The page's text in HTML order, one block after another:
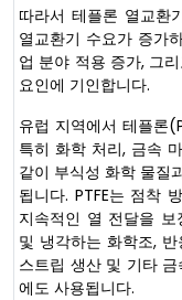
따라서 테플론 열교환
열교환기 수요가 증가
업 분야 적용 증가, 그
요인에 기인합니다.
유럽 지역에서 테플론
특히 화학 처리, 금속
같이 부식성 화학 물질
됩니다. PTFE는 점착
지속적인 열 전달을 보
및 냉각하는 화학조,
스트립 생산 및 기타
에도 사용됩니다.